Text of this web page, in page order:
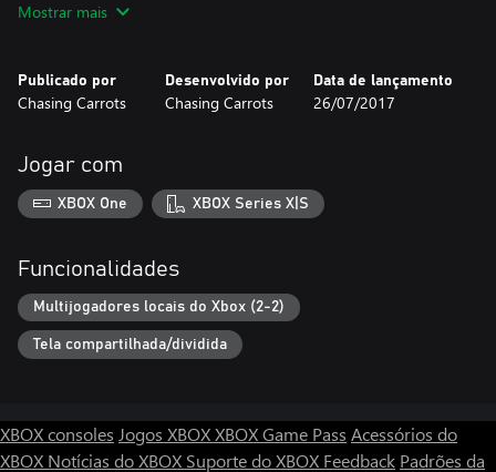
Mostrar mais
Publicado por
Chasing Carrots
Desenvolvido por
Chasing Carrots
Data de lançamento
26/07/2017
Jogar com
XBOX One XBOX Series X|S
Funcionalidades
Multijogadores locais do Xbox (2-2)
Tela compartilhada/dividida
XBOX consoles Jogos XBOXXBOX Game Pass Acessórios do
XBOX Notícias do XBOX Suporte do XBOX Feedback Padrões da